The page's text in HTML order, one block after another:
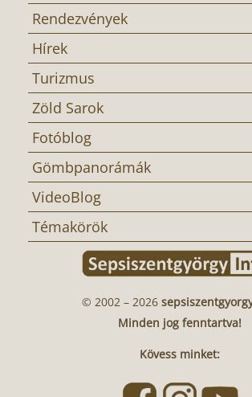
Rendezvények
Hírek
Turizmus
Zöld Sarok
Fotóblog
Gömbpanorámák
VideoBlog
Témakörök
© 2002 – 2026
Minden jog fenntartva!
Kövess minket: